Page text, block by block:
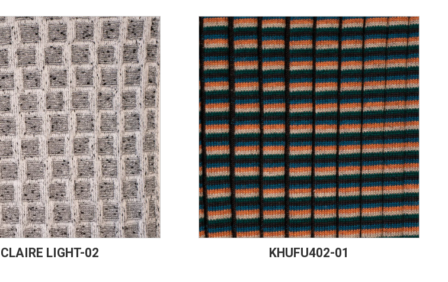
CLAIRE LIGHT-02 KHUFU402-01